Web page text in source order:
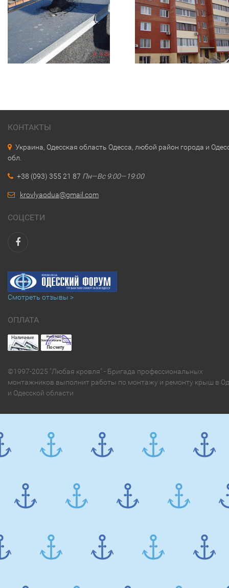
КОНТАКТЫ
Украина, Одесская область Одесса, любой район города и
обл.
+38 (093) 355 21 87 Пн—Вс 9:00—19:00
krovlyaodua@gmail.com
СОЦСЕТИ
Смотреть отзывы >
ОПЛАТА
©1997-2025 "Любая кровля" - Бригада профессиональных
монтажников выполнит работы по монтажу и ремонту крыш в
и Одесской области